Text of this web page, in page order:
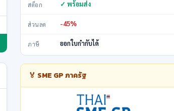
สต็อก ✓ พร้อมส่ง
ส่วนลด -45%
ภาษี ออกใบกำกับได้
🏅 SME GP ภาครัฐ